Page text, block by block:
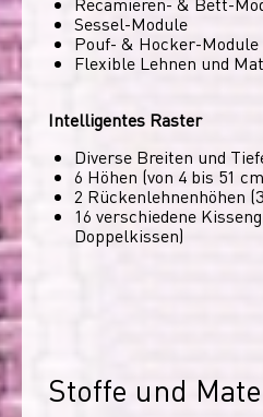
Sessel-Module
Pouf- & Hocker-Module
Flexible Lehnen und
Intelligentes Raster
Diverse Breiten und
6 Höhen (von 4 bis 51
2 Rückenlehnenhöhen
16 verschiedene
Doppelkissen)
Stoffe und